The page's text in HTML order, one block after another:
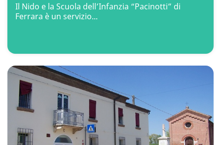
Il Nido e la Scuola dell’Infanzia “Pacinotti” di
Ferrara è un servizio...